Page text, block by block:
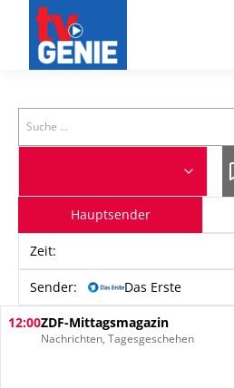
Search
Hauptsender
Zeit:
Sender: Das Erste
12:00ZDF-Mittagsmagazin
Nachrichten, Tagesgeschehen